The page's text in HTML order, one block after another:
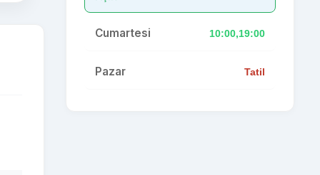
Cumartesi 10:00,19:00
Pazar Tatil